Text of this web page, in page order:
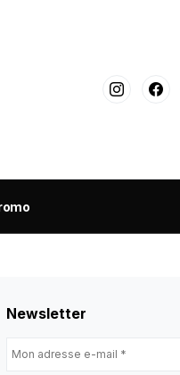
Newsletter